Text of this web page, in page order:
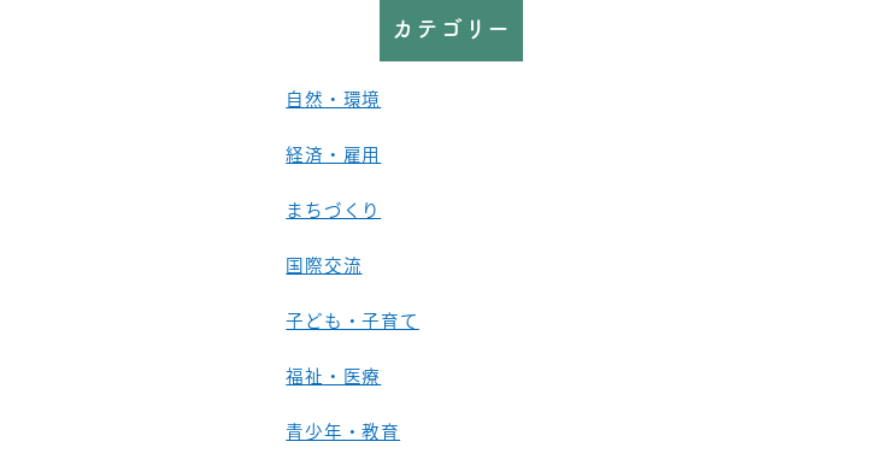
カテゴリー
自然・環境
経済・雇用
まちづくり
国際交流
子ども・子育て
福祉・医療
青少年・教育